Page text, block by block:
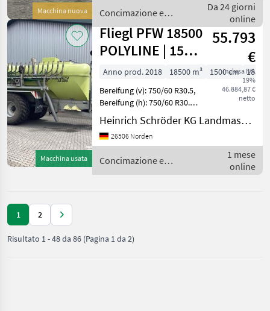
Macchina nuova
Zustand gültig. Die Anga
Concimazione e
irrigazione / Fliegl
Da 24 giorni
online
Macchina usata
Fliegl PFW 18500
POLYLINE | 15M
SCHLEPPSCHUH
55.793
€
inclusa IVA
19%
46.884,87 €
netto
Anno prod. 2018 18500 m³ 1500 cm
18500
Bereifung (v): 750/60 R30.5,
Bereifung (h): 750/60 R30.5,
Fabrikat des Anbaus:
FLIEGL, Tandem-Achse,
Zwangs-Deichsellenkung
Pumpenleis
Heinrich Schröder KG Landmaschinen Norden
26506 Norden
Concimazione e
irrigazione / Fliegl
1 mese
online
1 2
Risultato 1-48da 86 (Pagina 1 da 2)